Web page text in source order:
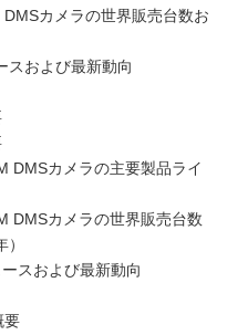
カメラの世界販売台数お
スおよび最新動向
DMSカメラの主要製品ライ
DMSカメラの世界販売台数
スおよび最新動向
要